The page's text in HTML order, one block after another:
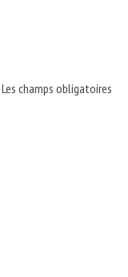
Les champs obligatoires